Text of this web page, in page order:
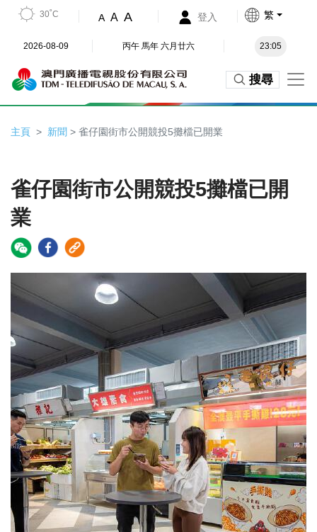
30˚C A A A 登入 繁
2026-08-09 丙午 馬年 六月廿六 23:05
搜尋
主頁 新聞 > 雀仔園街市公開競投5攤檔已開業
雀仔園街市公開競投5攤檔已開
業